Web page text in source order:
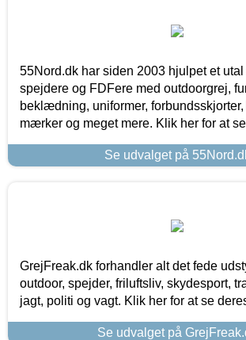
55Nord.dk har siden 2003 hjulpet et utal
spejdere og FDFere med outdoorgrej,
beklædning, uniformer, forbundsskjorter,
mærker og meget mere. Klik her for at
Se udvalget på
GrejFreak.dk forhandler alt det fede
outdoor, spejder, friluftsliv, skydesport,
jagt, politi og vagt. Klik her for at se
Se udvalget på